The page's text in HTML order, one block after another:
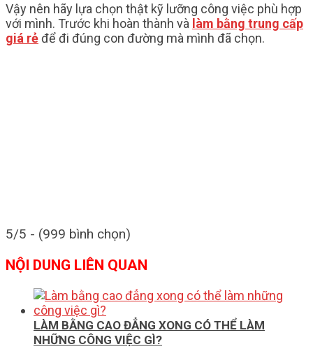
Vậy nên hãy lựa chọn thật kỹ lưỡng công việc phù hợp
với mình. Trước khi hoàn thành và làm bằng trung cấp
giá rẻđể đi đúng con đường mà mình đã chọn.
5/5 - (999 bình chọn)
NỘI DUNG LIÊN QUAN
LÀM BẰNG CAO ĐẲNG XONG CÓ THỂ LÀM
NHỮNG CÔNG VIỆC GÌ?